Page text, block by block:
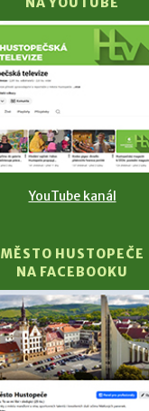
YouTube kanál
MĚSTO HUSTOPEČE
NA FACEBOOKU